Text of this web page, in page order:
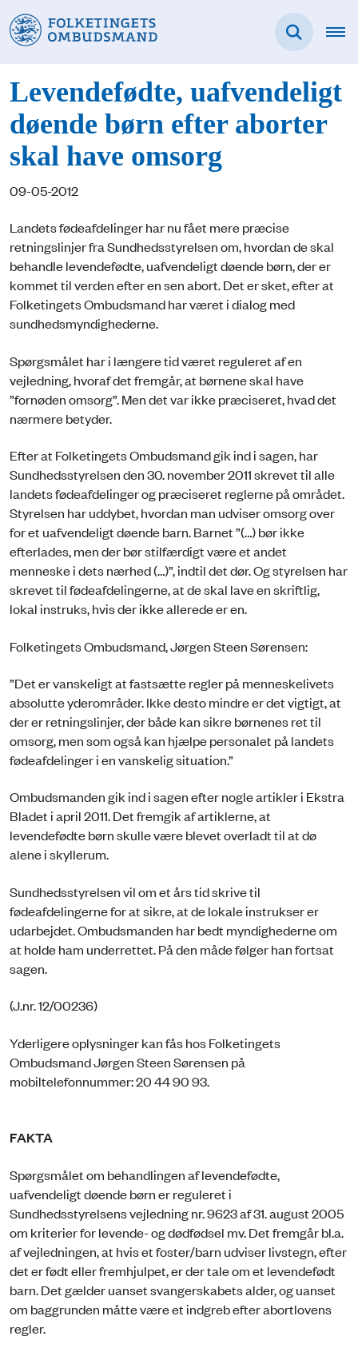
Levendefødte, uafvendeligt
døende børn efter aborter
skal have omsorg
09-05-2012
Landets fødeafdelinger har nu fået mere præcise
retningslinjer fra Sundhedsstyrelsen om, hvordan de skal
behandle levendefødte, uafvendeligt døende børn, der er
kommet til verden efter en sen abort. Det er sket, efter at
Folketingets Ombudsmand har været i dialog med
sundhedsmyndighederne.
Spørgsmålet har i længere tid været reguleret af en
vejledning, hvoraf det fremgår, at børnene skal have
”fornøden omsorg”. Men det var ikke præciseret, hvad det
nærmere betyder.
Efter at Folketingets Ombudsmand gik ind i sagen, har
Sundhedsstyrelsen den 30. november 2011 skrevet til alle
landets fødeafdelinger og præciseret reglerne på området.
Styrelsen har uddybet, hvordan man udviser omsorg over
for et uafvendeligt døende barn. Barnet ”(…) bør ikke
efterlades, men der bør stilfærdigt være et andet
menneske i dets nærhed (…)”, indtil det dør. Og styrelsen har
skrevet til fødeafdelingerne, at de skal lave en skriftlig,
lokal instruks, hvis der ikke allerede er en.
Folketingets Ombudsmand, Jørgen Steen Sørensen:
”Det er vanskeligt at fastsætte regler på menneskelivets
absolutte yderområder. Ikke desto mindre er det vigtigt, at
der er retningslinjer, der både kan sikre børnenes ret til
omsorg, men som også kan hjælpe personalet på landets
fødeafdelinger i en vanskelig situation.”
Ombudsmanden gik ind i sagen efter nogle artikler i Ekstra
Bladet i april 2011. Det fremgik af artiklerne, at
levendefødte børn skulle være blevet overladt til at dø
alene i skyllerum.
Sundhedsstyrelsen vil om et års tid skrive til
fødeafdelingerne for at sikre, at de lokale instrukser er
udarbejdet. Ombudsmanden har bedt myndighederne om
at holde ham underrettet. På den måde følger han fortsat
sagen.
(J.nr. 12/00236)
Yderligere oplysninger kan fås hos Folketingets
Ombudsmand Jørgen Steen Sørensen på
mobiltelefonnummer: 20 44 90 93.
FAKTA
Spørgsmålet om behandlingen af levendefødte,
uafvendeligt døende børn er reguleret i
Sundhedsstyrelsens vejledning nr. 9623 af 31. august 2005
om kriterier for levende- og dødfødsel mv. Det fremgår bl.a.
af vejledningen, at hvis et foster/barn udviser livstegn, efter
det er født eller fremhjulpet, er der tale om et levendefødt
barn. Det gælder uanset svangerskabets alder, og uanset
om baggrunden måtte være et indgreb efter abortlovens
regler.